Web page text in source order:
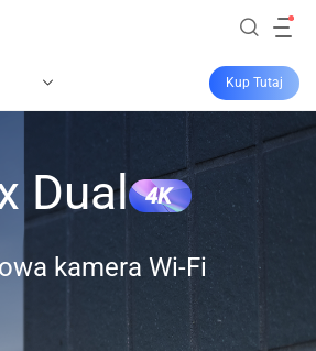
Kup Tutaj
Dual 4K
kamera Wi-Fi